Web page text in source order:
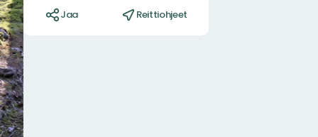
Jaa Reittiohjeet